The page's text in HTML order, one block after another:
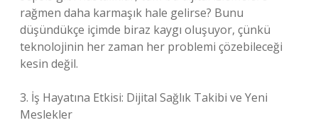
rağmen daha karmaşık hale gelirse? Bunu
düşündükçe içimde biraz kaygı oluşuyor, çünkü
teknolojinin her zaman her problemi çözebileceği
kesin değil.
3. İş Hayatına Etkisi: Dijital Sağlık Takibi ve Yeni
Meslekler